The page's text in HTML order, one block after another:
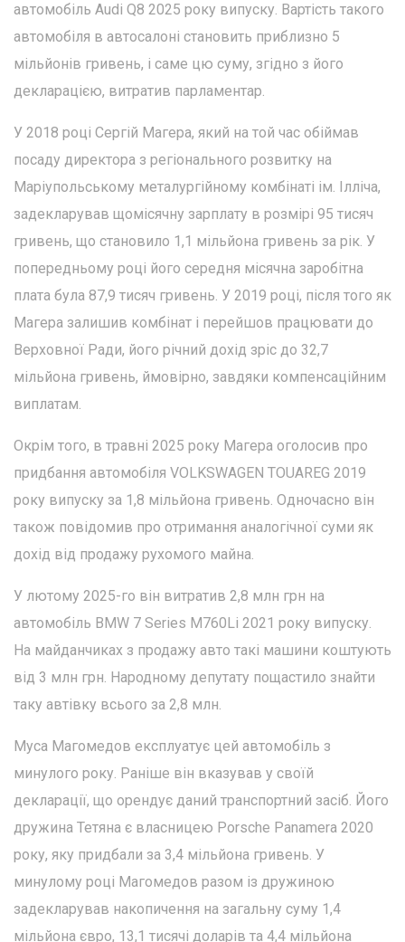
автомобіль Audi Q8 2025 року випуску. Вартість такого
автомобіля в автосалоні становить приблизно 5
мільйонів гривень, і саме цю суму, згідно з його
декларацією, витратив парламентар.
У 2018 році Сергій Магера, який на той час обіймав
посаду директора з регіонального розвитку на
Маріупольському металургійному комбінаті ім. Ілліча,
задекларував щомісячну зарплату в розмірі 95 тисяч
гривень, що становило 1,1 мільйона гривень за рік. У
попередньому році його середня місячна заробітна
плата була 87,9 тисяч гривень. У 2019 році, після того як
Магера залишив комбінат і перейшов працювати до
Верховної Ради, його річний дохід зріс до 32,7
мільйона гривень, ймовірно, завдяки компенсаційним
виплатам.
Окрім того, в травні 2025 року Магера оголосив про
придбання автомобіля VOLKSWAGEN TOUAREG 2019
року випуску за 1,8 мільйона гривень. Одночасно він
також повідомив про отримання аналогічної суми як
дохід від продажу рухомого майна.
У лютому 2025-го він витратив 2,8 млн грн на
автомобіль BMW 7 Series M760Li 2021 року випуску.
На майданчиках з продажу авто такі машини коштують
від 3 млн грн. Народному депутату пощастило знайти
таку автівку всього за 2,8 млн.
Муса Магомедов експлуатує цей автомобіль з
минулого року. Раніше він вказував у своїй
декларації, що орендує даний транспортний засіб. Його
дружина Тетяна є власницею Porsche Panamera 2020
року, яку придбали за 3,4 мільйона гривень. У
минулому році Магомедов разом із дружиною
задекларував накопичення на загальну суму 1,4
мільйона євро, 13,1 тисячі доларів та 4,4 мільйона